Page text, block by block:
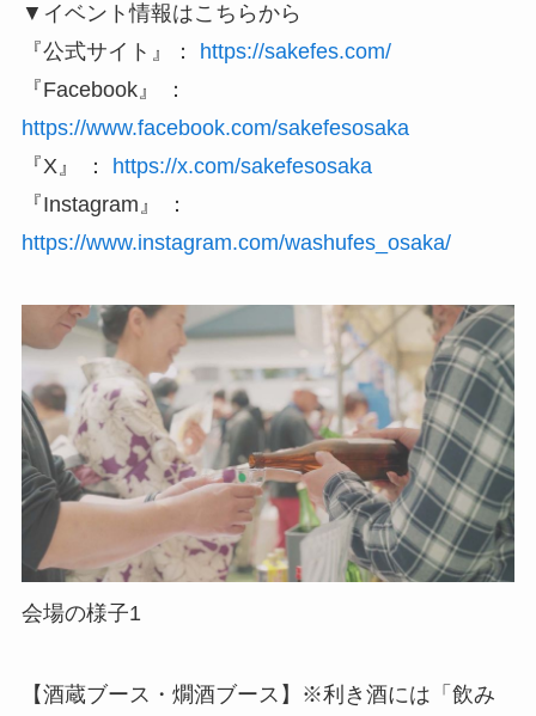
▼イベント情報はこちらから
『公式サイト』：
https://sakefes.com/
『Facebook』 ：
https://www.facebook.com/sakefesosaka
『X』 ：
https://x.com/sakefesosaka
『Instagram』 ：
https://www.instagram.com/washufes_osaka/
会場の様子1
【酒蔵ブース・燗酒ブース】※利き酒には「飲み